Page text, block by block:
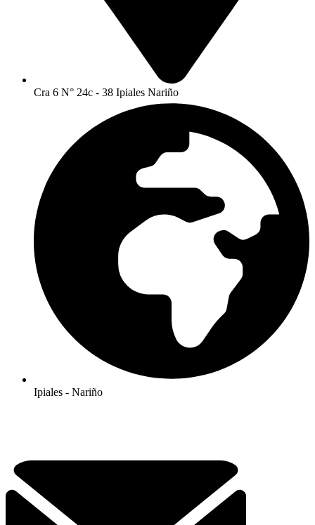
Cra 6 N° 24c - 38 Ipiales Nariño
Ipiales - Nariño